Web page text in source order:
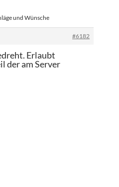
und Wünsche
#6182
Erlaubt
der am Server